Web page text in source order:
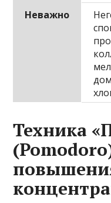
Неважно
Техника